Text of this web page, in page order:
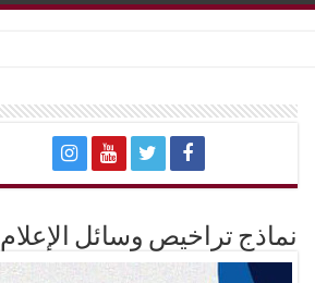
نماذج تراخيص وسائل الإعلام